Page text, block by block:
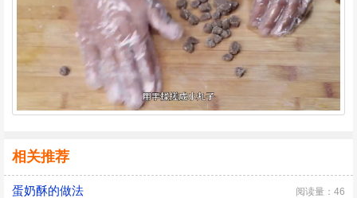
相关推荐
蛋奶酥的做法 阅读量：46